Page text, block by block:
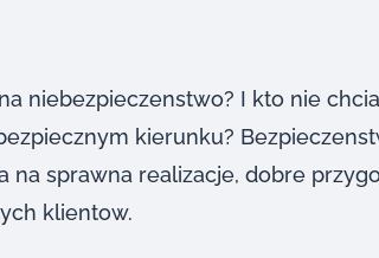
niebezpieczenstwo? I kto nie
kierunku?
na sprawna realizacje, dobre
klientow.